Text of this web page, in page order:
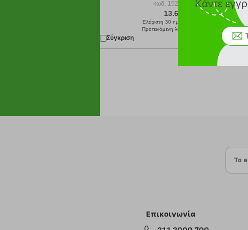
κωδ. 152037255
13.62 €
Ελάχιστη 30 ημερών 45.40 €
Προτεινόμενη λιανική 45.40 €
Σύγκριση Παράδοση σε 24
Επικοινωνία
Κάντε